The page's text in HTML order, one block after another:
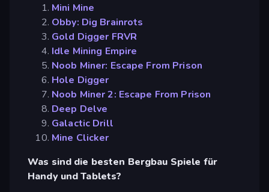
Mini Mine
Obby: Dig Brainrots
Gold Digger FRVR
Idle Mining Empire
Noob Miner: Escape From Prison
Hole Digger
Noob Miner 2: Escape From Prison
Deep Delve
Galactic Drill
Mine Clicker
Was sind die besten Bergbau Spiele für
Handy und Tablets?